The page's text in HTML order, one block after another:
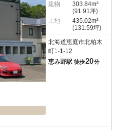
建物
303.84m²
(91.91坪)
土地
435.02m²
(131.59坪)
北海道恵庭市北柏木
町1-1-12
恵み野駅 徒歩20分